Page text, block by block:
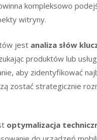
kompleksowo
witryny.
jest analiza słów
produktów lub
aby zidentyfikować
zostać strategicznie
optymalizacja